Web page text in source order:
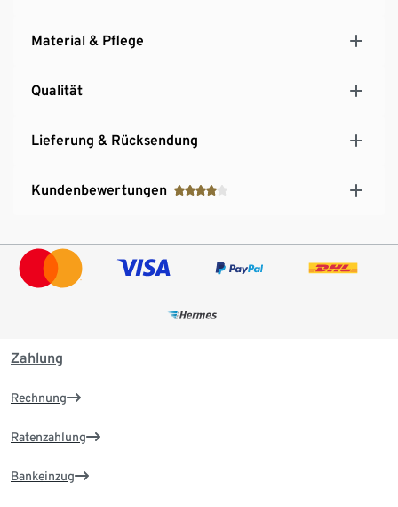
Material & Pflege
Qualität
Lieferung & Rücksendung
Kundenbewertungen
Zahlung
Rechnung
Ratenzahlung
Bankeinzug